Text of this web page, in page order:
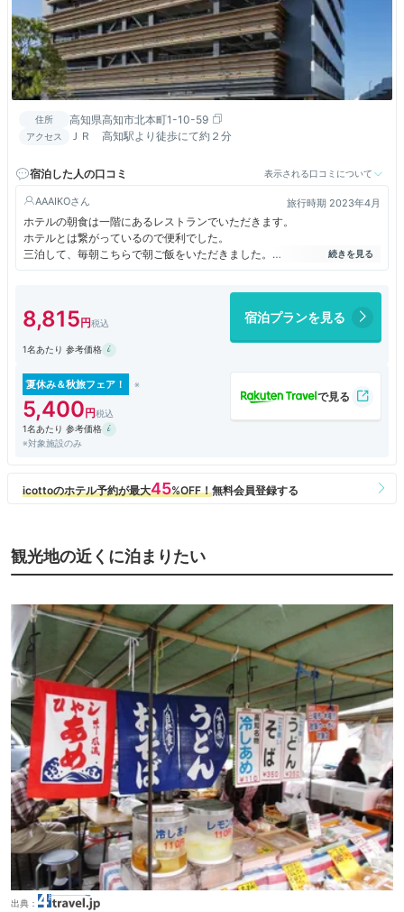
住所 高知県高知市北本町1-10-59
アクセス ＪＲ 高知駅より徒歩にて約２分
宿泊した人の口コミ 表示される口コミについて
AAAIKO 旅行時期 2023年4月
ホテルの朝食は一階にあるレストランでいただきます。
ホテルとは繋がっているので便利でした。
三泊して、毎朝こちらで朝ご飯をいただきました。
ごはんはとっても美味しかったのですが、お味噌汁は、私の好みではあり
8,815 宿泊プランを見る
1名あたり 参考価格
夏休み＆秋旅フェア！
5,400
1名あたり 参考価格
※対象施設のみ
観光地の近くに泊まりたい
出典：